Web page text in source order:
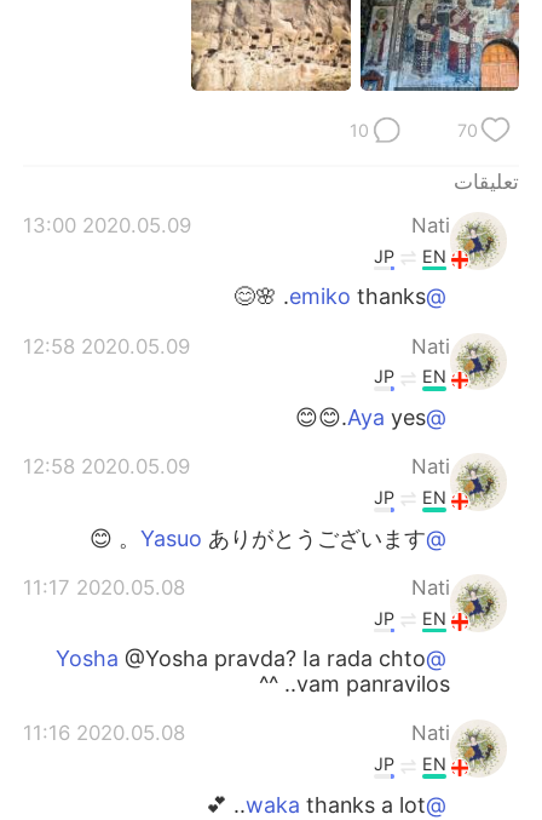
70
10
تعليقات
Nati
2020.05.09 13:00
EN
JP
@emiko
thanks. 🌸😊
Nati
2020.05.09 12:58
EN
JP
@Aya
yes.😊😊
Nati
2020.05.09 12:58
EN
JP
@Yasuo
ありがとうございます。 😊
Nati
2020.05.08 11:17
EN
JP
@Yosha
@Yosha pravda? Ia rada chto
vam panravilos.. ^^
Nati
2020.05.08 11:16
EN
JP
@waka
thanks a lot.. 💕